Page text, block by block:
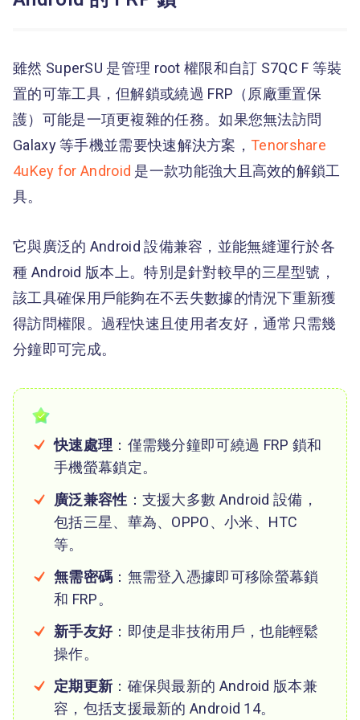
雖然 SuperSU 是管理 root 權限和自訂 S7QC F 等裝
置的可靠工具，但解鎖或繞過 FRP（原廠重置保
護）可能是一項更複雜的任務。如果您無法訪問
Galaxy 等手機並需要快速解決方案， Tenorshare
4uKey for Android 是一款功能強大且高效的解鎖工
具。
它與廣泛的 Android 設備兼容，並能無縫運行於各
種 Android 版本上。特別是針對較早的三星型號，
該工具確保用戶能夠在不丟失數據的情況下重新獲
得訪問權限。過程快速且使用者友好，通常只需幾
分鐘即可完成。
快速處理 ：僅需幾分鐘即可繞過 FRP 鎖和
手機螢幕鎖定。
廣泛兼容性 ：支援大多數 Android 設備，
包括三星、華為、OPPO、小米、HTC
等。
無需密碼 ：無需登入憑據即可移除螢幕鎖
和 FRP。
新手友好：即使是非技術用戶，也能輕鬆
操作。
定期更新 ：確保與最新的 Android 版本兼
容，包括支援最新的 Android 14。